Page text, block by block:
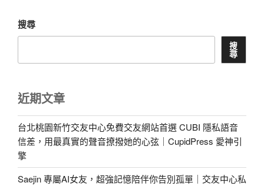
搜尋
搜
尋
近期文章
台北桃園新竹交友中心免費交友網站首選 CUBI 隱私語音
信差，用最真實的聲音撩撥她的心弦｜CupidPress 愛神引
擎
Saejin 專屬AI女友，超強記憶陪伴你告別孤單｜交友中心私